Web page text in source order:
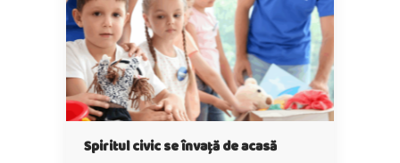
Spiritul civic se învață de acasă